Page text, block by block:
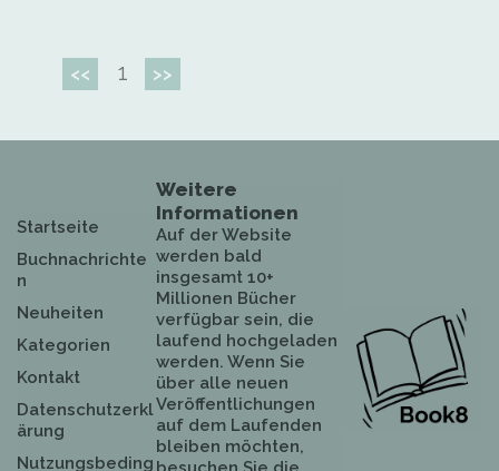
<< 1 >>
Startseite
Buchnachrichte
n
Neuheiten
Kategorien
Kontakt
Datenschutzerkl
ärung
Nutzungsbeding
Weitere
Informationen
Auf der Website
werden bald
insgesamt 10+
Millionen Bücher
verfügbar sein, die
laufend hochgeladen
werden. Wenn Sie
über alle neuen
Veröffentlichungen
auf dem Laufenden
bleiben möchten,